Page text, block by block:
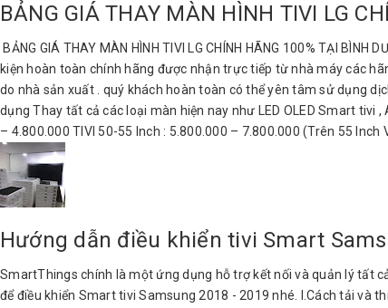
BẢNG GIÁ THAY MÀN HÌNH TIVI LG
BẢNG GIÁ THAY MÀN HÌNH TIVI LG CHÍNH HÃNG 100% TẠI
kiện hoàn toàn chính hãng được nhận trực tiếp từ nhà máy các
do nhà sản xuất . quý khách hoàn toàn có thể yên tâm sử dụng
dụng Thay tất cả các loại màn hiện nay như LED OLED Smart tivi
– 4.800.000 TIVI 50-55 Inch : 5.800.000 – 7.800.000 (Trên 55
Hướng dẫn điều khiển tivi Smart
SmartThings chính là một ứng dụng hỗ trợ kết nối và quản lý tất
để điều khiển Smart tivi Samsung 2018 - 2019 nhé. I.Cách tải và